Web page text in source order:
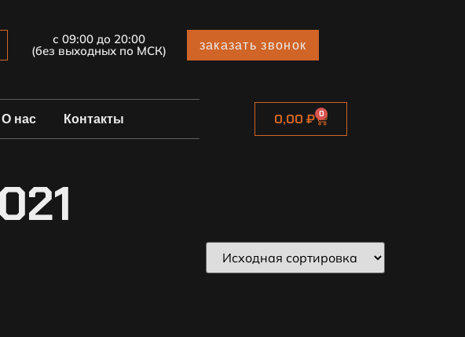
с 09:00 до 20:00
(без выходных по МСК) заказать звонок
О нас Контакты 0,00₽ 0